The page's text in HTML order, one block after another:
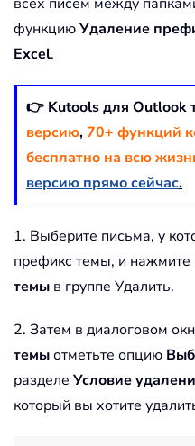
функциюУдаление
Excel.
👉 Kutools для Outlook
версию,70+ функций
бесплатно на всю
версию прямо сейчас.
1. Выберите письма, у
префикс темы, и нажмите
темы в группе Удалить.
2. Затем в диалоговом
темыотметьте опцию
разделе Условие
который вы хотите